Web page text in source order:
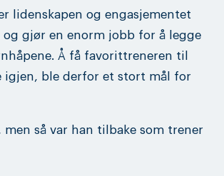
lidenskapen og engasjementet
og gjør en enorm jobb for å legge
Å få favorittreneren til
igjen, ble derfor et stort mål for
så var han tilbake som trener